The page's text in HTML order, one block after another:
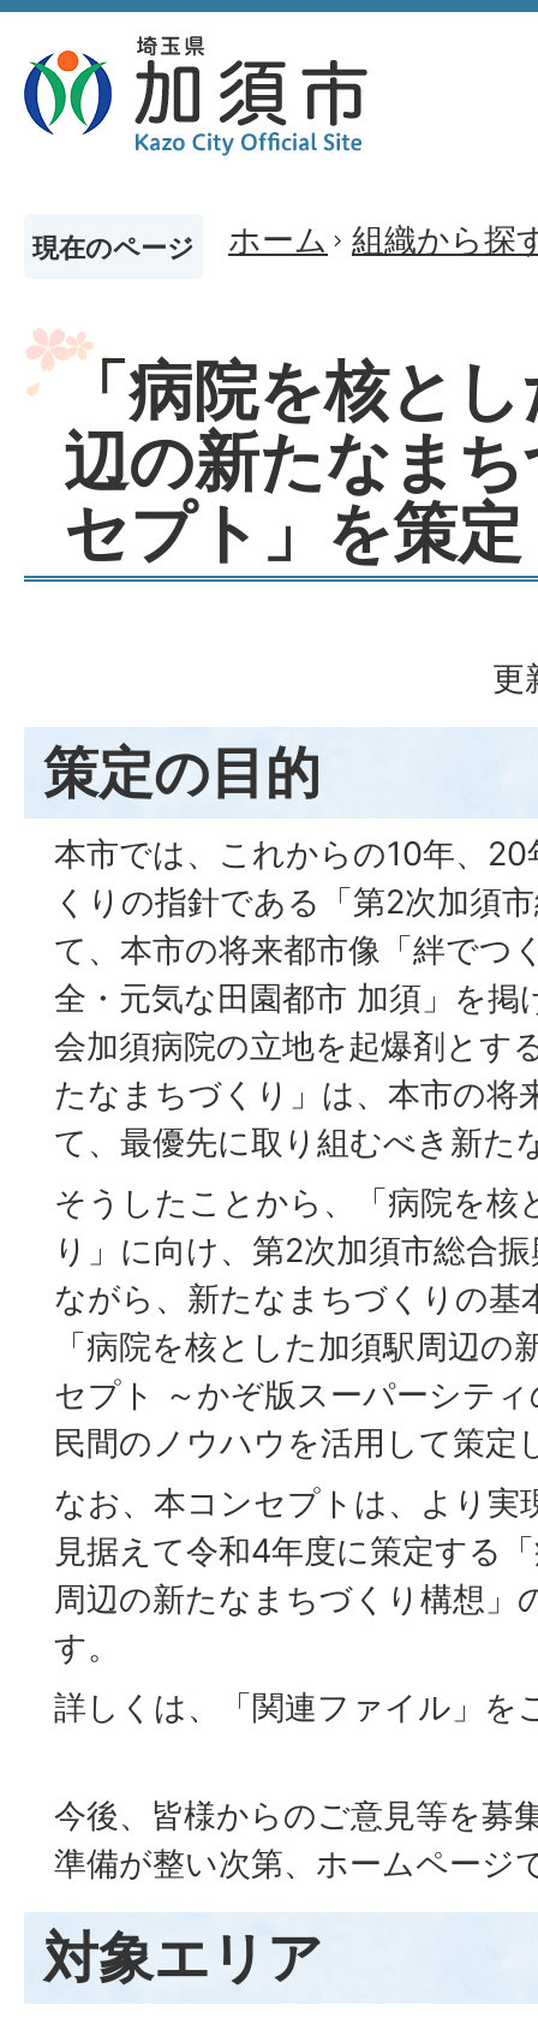
現在のページ ホーム 組織から探
「病院を核と
辺の新たなま
セプト」を策定
更
策定の目的
本市では、これからの10年、
くりの指針である「第2次加須
て、本市の将来都市像「絆でつ
全・元気な田園都市 加須」を掲
会加須病院の立地を起爆剤とす
たなまちづくり」は、本市の将
て、最優先に取り組むべき新た
そうしたことから、「病院を核
り」に向け、第2次加須市総合
ながら、新たなまちづくりの基
「病院を核とした加須駅周辺
セプト ～かぞ版スーパーシテ
民間のノウハウを活用して策定
なお、本コンセプトは、より実
見据えて令和4年度に策定する
周辺の新たなまちづくり構想」
す。
詳しくは、「関連ファイル」を
今後、皆様からのご意見等を募
準備が整い次第、ホームページ
対象エリア